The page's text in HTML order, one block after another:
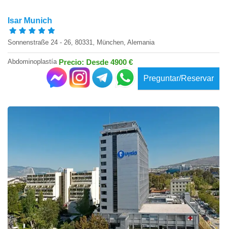
Isar Munich
Sonnenstraße 24 - 26, 80331, München, Alemania
Abdominoplastía Precio: Desde 4900 €
Preguntar/Reservar